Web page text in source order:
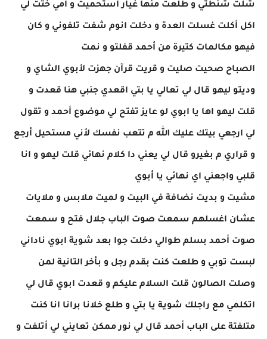
شلت شنطتي و طلعت منها غيار استحميت و امي ختت لي
اكل أكلت غسلت العدة و دخلت انوم شفت تلفوني و كان
فيهو مكالمات كتيرة من أحمد قفلتو و نمت
الصباح صحيت صليت و قريت قرآن جهزت لأبوي الشاي و
وديتو ليهو قال لي تعالي يا بتي اقعدي جنبي هنا قعدت و
قلت ليهو اها يا ابوي لو عايز تفتح لي موضوع أحمد و تقول
لي ارجعي بيتك عليك الله م تتعب نفسك لأني مستحيل أرجع
و قراري م بغيرو قال لي يعني دا كلام نهائي قلت ليهو و انا
قلبي واجعني اي نهائي يا أبوي
مشيت و بديت نضافة في البيت و لميت ملابس و ملايات
عشان اغسلهم سمعت صوت الباب جلال فتح و سمعت
صوت أحمد بسلم طوالي دخلت جوا بعد شوية ابوي ناداني
لبست توبي و طلعت كنت بقدم رجل و بأخر التانية لمن
وصلت الصالون قلت السلام عليكم و قعدت ابوي قال لي
اتكلمي مع راجلك شوية يا بتي و طلع خلانا برانا انا كنت
متلفتة على الباب أحمد قال لي نور ممكن تعايني لي أتلفت و